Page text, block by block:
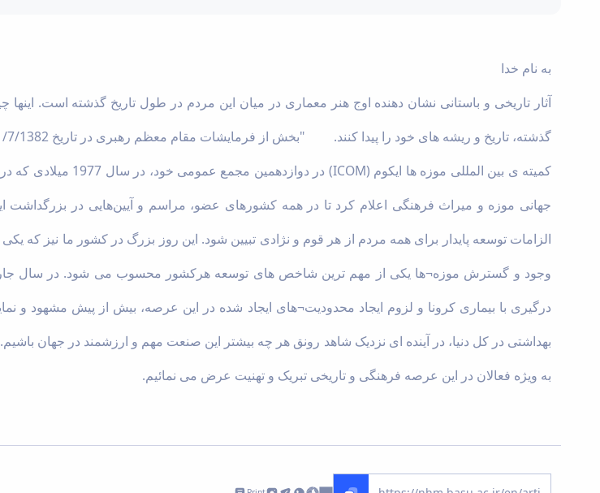
به نام خدا
آثار تاریخی و باستانی نشان دهنده اوج هنر معماری در میان این مردم در طول تاریخ گذشته است.
گذشته، تاریخ و ریشه های خود را پیدا کنند. "بخش از فرمایشات مقام معظم رهبری در تاریخ 21/7/1382 "
جهانی موزه و میراث فرهنگی اعلام کرد تا در همه کشورهای عضو، مراسم و آیین‌هایی در بزرگداشت
الزامات توسعه پایدار برای همه مردم از هر قوم و نژادی تبیین شود. این روز بزرگ در کشور ما نیز که
وجود و گسترش موزه¬ها یکی از مهم ترین شاخص های توسعه هرکشور محسوب می شود. در سال جاری
درگیری با بیماری کرونا و لزوم ایجاد محدودیت¬های ایجاد شده در این عرصه، بیش از پیش مشهود و
بهداشتی در کل دنیا، در آینده ای نزدیک شاهد رونق هر چه بیشتر این صنعت مهم و ارزشمند در جهان
به ویژه فعالان در این عرصه فرهنگی و تاریخی تبریک و تهنیت عرض می نمائیم.